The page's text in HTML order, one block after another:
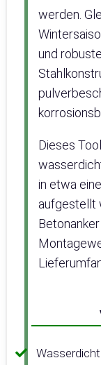
werden.
und
Dieses
in etwa
aufgestellt
Betonanker
Wasserdicht